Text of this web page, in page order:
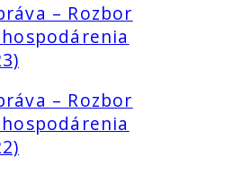
– Rozbor
– Rozbor